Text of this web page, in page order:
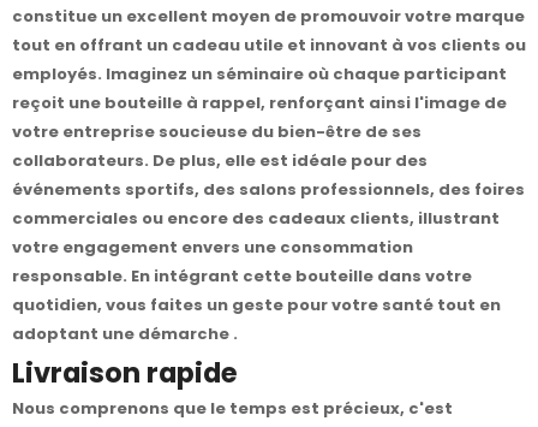
constitue un excellent moyen de promouvoir votre marque
tout en offrant un cadeau utile et innovant à vos clients ou
employés. Imaginez un séminaire où chaque participant
reçoit une bouteille à rappel, renforçant ainsi l'image de
votre entreprise soucieuse du bien-être de ses
collaborateurs. De plus, elle est idéale pour des
événements sportifs, des salons professionnels, des foires
commerciales ou encore des cadeaux clients, illustrant
votre engagement envers une consommation
responsable. En intégrant cette bouteille dans votre
quotidien, vous faites un geste pour votre santé tout en
adoptant une démarche .
Livraison rapide
Nous comprenons que le temps est précieux, c'est